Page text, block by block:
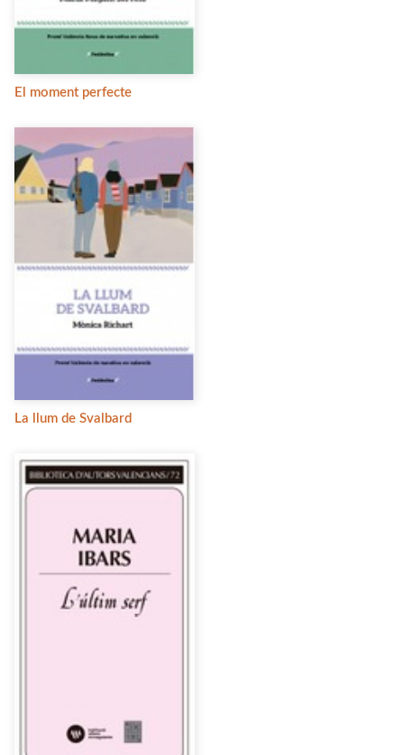
El moment perfecte
La llum de Svalbard